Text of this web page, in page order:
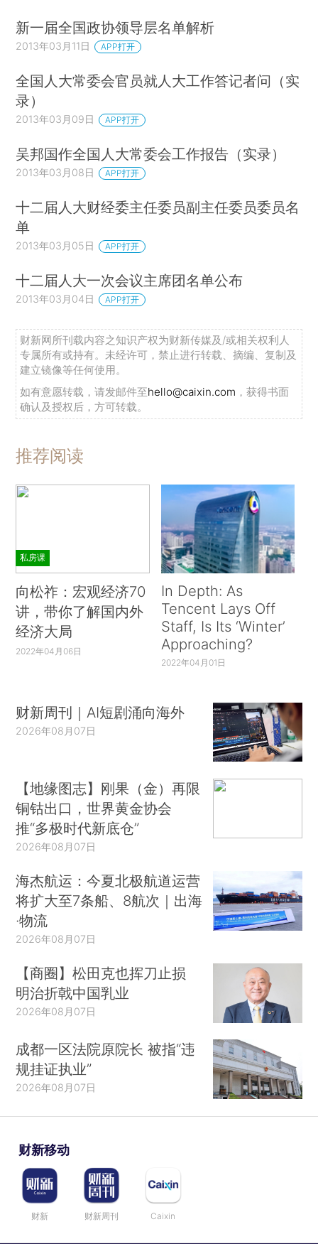
新一届全国政协领导层名单解析
2013年03月11日 APP打开
全国人大常委会官员就人大工作答记者问（实
录）
2013年03月09日 APP打开
吴邦国作全国人大常委会工作报告（实录）
2013年03月08日 APP打开
十二届人大财经委主任委员副主任委员委员名
单
2013年03月05日 APP打开
十二届人大一次会议主席团名单公布
2013年03月04日 APP打开
财新网所刊载内容之知识产权为财新传媒及/或相关权利人
专属所有或持有。未经许可，禁止进行转载、摘编、复制及
建立镜像等任何使用。
如有意愿转载，请发邮件至hello@caixin.com ，获得书面
确认及授权后，方可转载。
推荐阅读
私房课
向松祚：宏观经济70
讲，带你了解国内外
经济大局
2022年04月06日
In Depth: As
Tencent Lays Off
Staff, Is Its ‘Winter’
Approaching?
2022年04月01日
财新周刊｜AI短剧涌向海外
2026年08月07日
【地缘图志】刚果（金）再限
铜钴出口，世界黄金协会
推“多极时代新底仓”
2026年08月07日
海杰航运：今夏北极航道运营
将扩大至7条船、8航次｜出海
·物流
2026年08月07日
【商圈】松田克也挥刀止损
明治折戟中国乳业
2026年08月07日
成都一区法院原院长 被指“违
规挂证执业”
2026年08月07日
财新移动
财新 财新周刊 Caixin